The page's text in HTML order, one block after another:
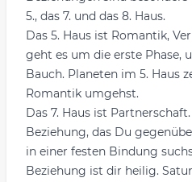
5., das 7. und das 8. Haus.
Das 5. Haus ist Romantik,
geht es um die erste Phase,
Bauch. Planeten im 5. Haus
Romantik umgehst.
Das 7. Haus ist
Beziehung, das Du
in einer festen Bindung
Beziehung ist dir heilig.